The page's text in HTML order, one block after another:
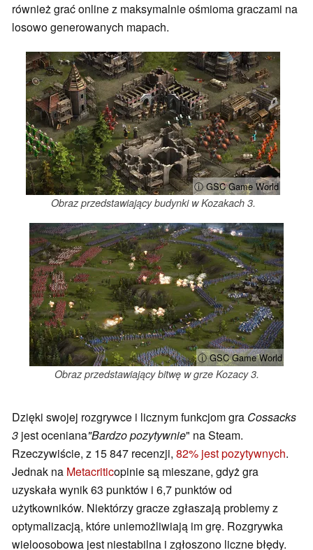
również grać online z maksymalnie ośmioma graczami na
losowo generowanych mapach.
ⓘ GSC Game World
Obraz przedstawiający budynki w Kozakach 3.
ⓘ GSC Game World
Obraz przedstawiający bitwę w grze Kozacy 3.
Dzięki swojej rozgrywce i licznym funkcjom gra Cossacks
3 jest oceniana"Bardzo pozytywnie" na Steam.
Rzeczywiście, z 15 847 recenzji, 82% jest pozytywnych.
Jednak na Metacriticopinie są mieszane, gdyż gra
uzyskała wynik 63 punktów i 6,7 punktów od
użytkowników. Niektórzy gracze zgłaszają problemy z
optymalizacją, które uniemożliwiają im grę. Rozgrywka
wieloosobowa jest niestabilna i zgłoszono liczne błędy.